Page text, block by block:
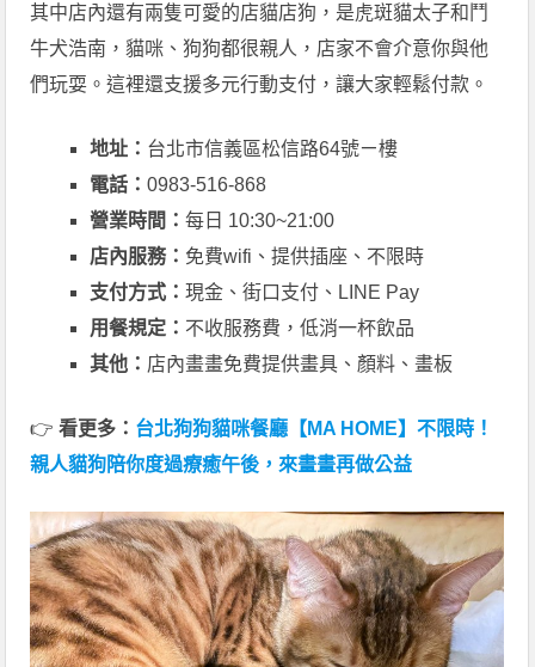
其中店內還有兩隻可愛的店貓店狗，是虎斑貓太子和鬥
牛犬浩南，貓咪、狗狗都很親人，店家不會介意你與他
們玩耍。這裡還支援多元行動支付，讓大家輕鬆付款。
地址： 台北市信義區松信路64號ㄧ樓
電話：0983-516-868
營業時間：每日 10:30~21:00
店內服務： 免費wifi、提供插座、不限時
支付方式：現金、街口支付、LINE Pay
用餐規定： 不收服務費，低消一杯飲品
其他： 店內畫畫免費提供畫具、顏料、畫板
👉看更多： 台北狗狗貓咪餐廳【MA HOME】不限時！
親人貓狗陪你度過療癒午後，來畫畫再做公益